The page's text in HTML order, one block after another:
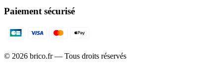
Paiement sécurisé
© 2026 brico.fr — Tous droits réservés